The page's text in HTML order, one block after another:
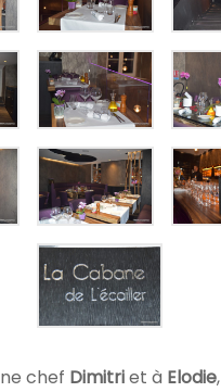
chef Dimitriet à Elodie